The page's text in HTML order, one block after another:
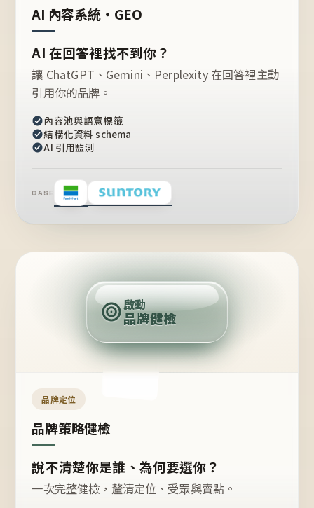
AI 內容系統・GEO
AI 在回答裡找不到你？
讓 ChatGPT、Gemini、Perplexity 在回答裡主動
引用你的品牌。
內容池與語意標籤
結構化資料 schema
AI 引用監測
CASE
定
位
點
啟動
品牌健檢
品牌定位
品牌策略健檢
說不清楚你是誰、為何要選你？
一次完整健檢，釐清定位、受眾與賣點。